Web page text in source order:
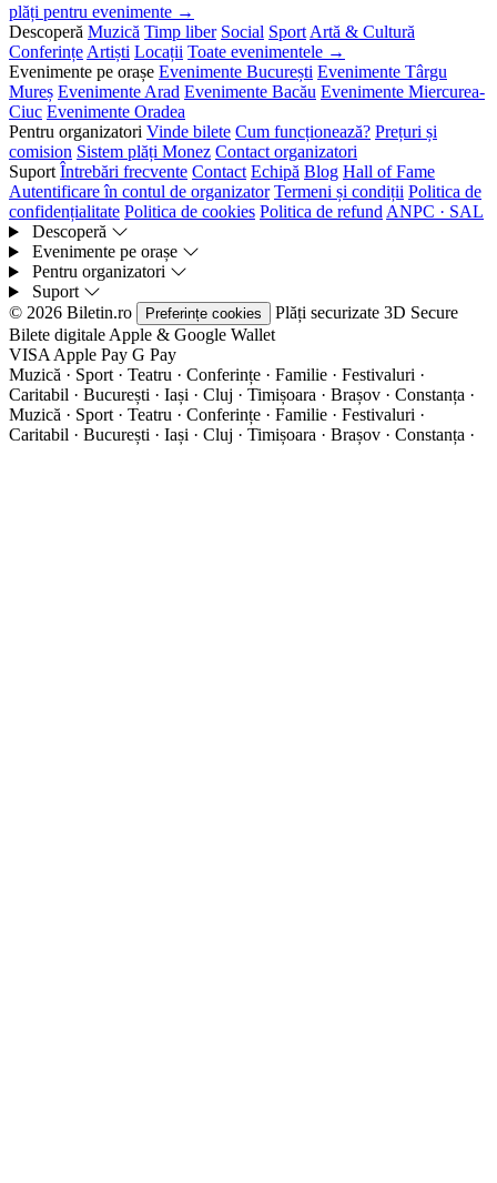
plăți pentru evenimente →
Descoperă Muzică Timp liber Social Sport Artă & Cultură
Conferințe Artiști Locații Toate evenimentele →
Evenimente pe orașe Evenimente București Evenimente Târgu
Mureș Evenimente Arad Evenimente Bacău Evenimente Miercurea-
Ciuc Evenimente Oradea
Pentru organizatori Vinde bilete Cum funcționează? Prețuri și
comision Sistem plăți Monez Contact organizatori
Suport Întrebări frecvente Contact Echipă Blog Hall of Fame
Autentificare în contul de organizator Termeni și condiții Politica de
confidențialitate Politica de cookies Politica de refund ANPC · SAL
Descoperă
Evenimente pe orașe
Pentru organizatori
Suport
© 2026 Biletin.ro
Preferințe cookies Plăți securizate 3D Secure
Bilete digitale Apple & Google Wallet
VISA Apple Pay G Pay
Muzică · Sport · Teatru · Conferințe · Familie · Festivaluri ·
Caritabil · București · Iași · Cluj · Timișoara · Brașov · Constanța ·
Muzică · Sport · Teatru · Conferințe · Familie · Festivaluri ·
Caritabil · București · Iași · Cluj · Timișoara · Brașov · Constanța ·